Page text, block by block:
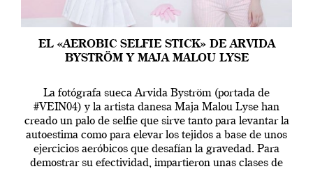
EL «AEROBIC SELFIE STICK» DE ARVIDA
BYSTRÖM Y MAJA MALOU LYSE
La fotógrafa sueca Arvida Byström (portada de
#VEIN04) y la artista danesa Maja Malou Lyse han
creado un palo de selfie que sirve tanto para levantar la
autoestima como para elevar los tejidos a base de unos
ejercicios aeróbicos que desafían la gravedad. Para
demostrar su efectividad, impartieron unas clases de